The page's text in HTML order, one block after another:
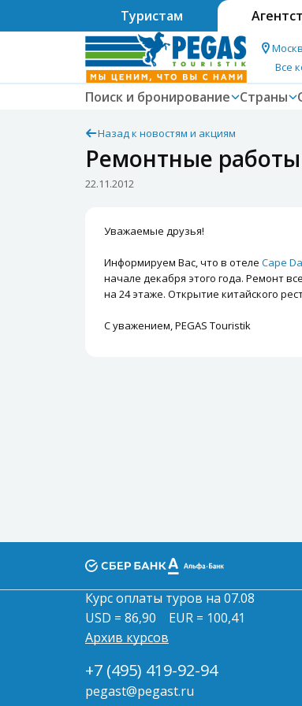
Туристам
Все
Поиск и бронирование Страны
Назад к новостям и акциям
Ремонтные работы
22.11.2012
Уважаемые друзья!
Информируем Вас, что в отеле Cape
начале декабря этого года. Ремонт
на 24 этаже. Открытие китайского
С уважением, PEGAS Touristik
Курс оплаты туров на 07.08
USD = 86,90
EUR = 100,41
Архив курсов
+7 (495) 419-92-94
pegast@pegast.ru